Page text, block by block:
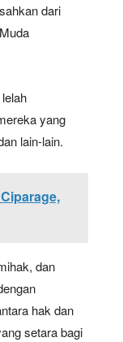
dari
yang
lain-lain.
dan
hak dan
setara bagi